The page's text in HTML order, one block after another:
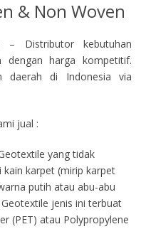
& Non Woven
– Distributor kebutuhan
harga kompetitif.
daerah di Indonesia via
jual :
yang tidak
karpet (mirip karpet
putih atau abu-abu
jenis ini terbuat
(PET) atau Polypropylene